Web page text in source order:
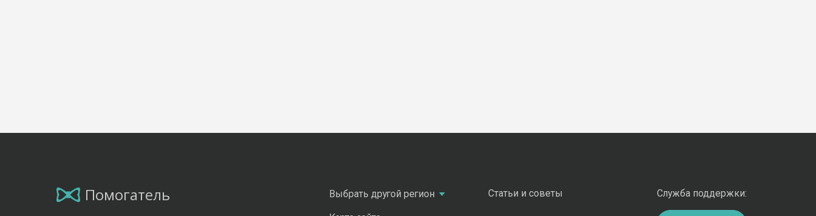
Помогатель Выбрать другой регион Статьи и советы Служба поддержки: